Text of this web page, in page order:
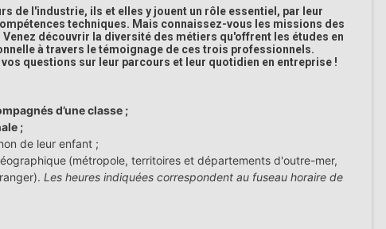
de l'industrie, ils et elles y jouent un rôle essentiel, par leur
techniques. Mais connaissez-vous les missions des
découvrir la diversité des métiers qu'offrent les études en
à travers le témoignage de ces trois professionnels.
questions sur leur parcours et leur quotidien en entreprise !
d’une classe ;
;
de leur enfant ;
(métropole, territoires et départements d'outre-mer,
Les heures indiquées correspondent au fuseau horaire de